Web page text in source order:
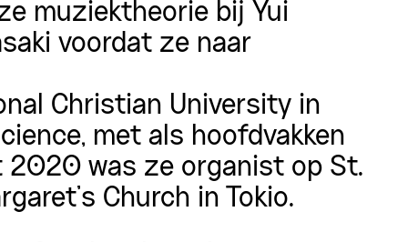
muziektheorie bij Yui
voordat ze naar
Christian University in
met als hoofdvakken
2020 was ze organist op St.
Church in Tokio.